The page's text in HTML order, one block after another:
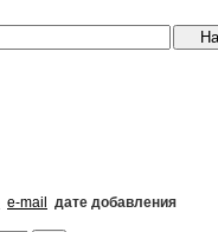
e-mail дате добавления